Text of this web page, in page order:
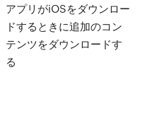
アプリがiOSをダウンロー
ドするときに追加のコン
テンツをダウンロードす
る